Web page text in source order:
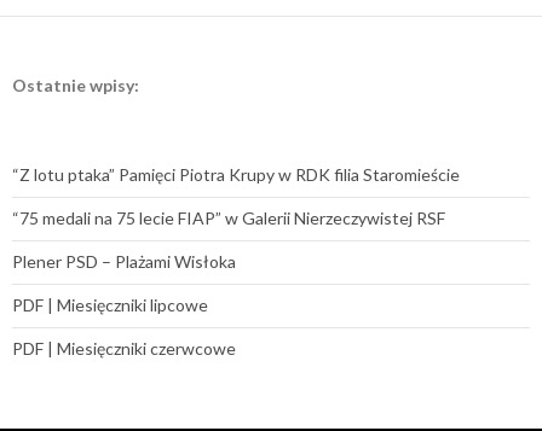
Ostatnie wpisy:
“Z lotu ptaka” Pamięci Piotra Krupy w RDK filia Staromieście
“75 medali na 75 lecie FIAP” w Galerii Nierzeczywistej RSF
Plener PSD – Plażami Wisłoka
PDF | Miesięczniki lipcowe
PDF | Miesięczniki czerwcowe